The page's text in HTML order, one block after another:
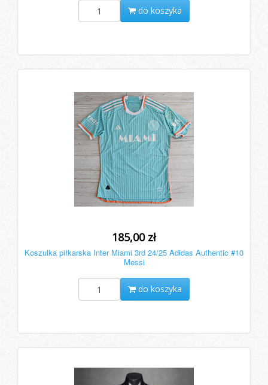
do koszyka
185,00 zł
Koszulka piłkarska Inter Miami 3rd 24/25 Adidas Authentic #10
Messi
do koszyka